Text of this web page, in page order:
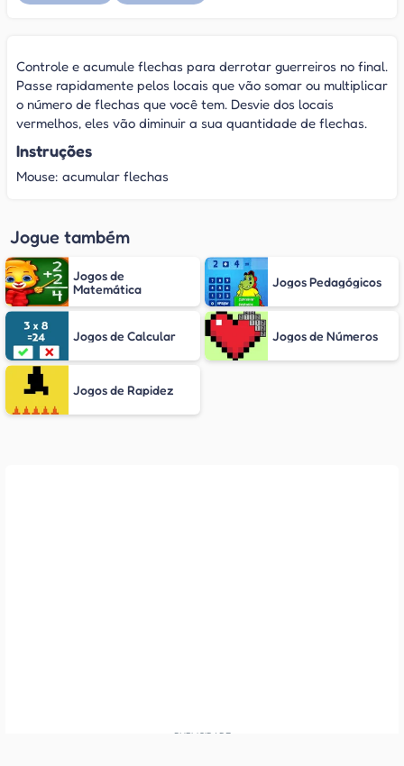
Controle e acumule flechas para derrotar guerreiros no final.
Passe rapidamente pelos locais que vão somar ou multiplicar
o número de flechas que você tem. Desvie dos locais
vermelhos, eles vão diminuir a sua quantidade de flechas.
Instruções
Mouse: acumular flechas
Jogue também
Jogos de
Matemática
Jogos Pedagógicos
Jogos de Calcular Jogos de Números
Jogos de Rapidez